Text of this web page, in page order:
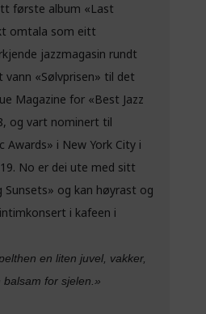
første album «Last
omtala som eitt
jazzmagasin rundt
vann «Sølvprisen» til det
Magazine for «Best Jazz
og vart nominert til
Awards» i New York City i
No er dei ute med sitt
Sunsets» og kan høyrast og
i kafeen i
en liten juvel, vakker,
for sjelen.»